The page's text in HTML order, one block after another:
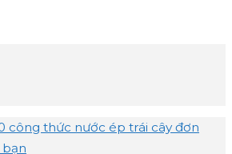
công thức nước ép trái cây đơn